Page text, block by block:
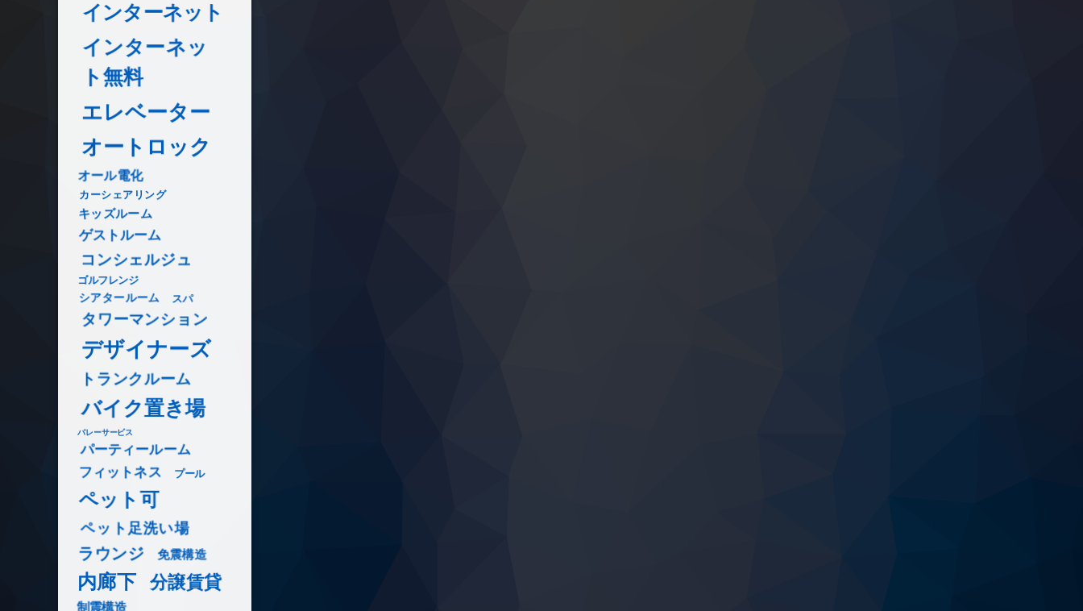
インターネット
インターネッ
ト無料
エレベーター
オートロック
オール電化
カーシェアリング
キッズルーム
ゲストルーム
コンシェルジュ
ゴルフレンジ
シアタールーム スパ
タワーマンション
デザイナーズ
トランクルーム
バイク置き場
バレーサービス
パーティールーム
フィットネス プール
ペット可
ペット足洗い場
ラウンジ 免震構造
内廊下 分譲賃貸
制震構造